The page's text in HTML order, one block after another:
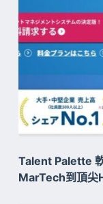
Talent Palette
MarTech到頂尖